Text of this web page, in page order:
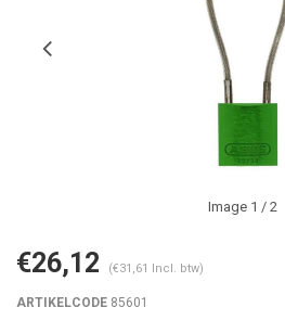
Image 1 / 2
€26,12 (€31,61 Incl. btw)
ARTIKELCODE 85601